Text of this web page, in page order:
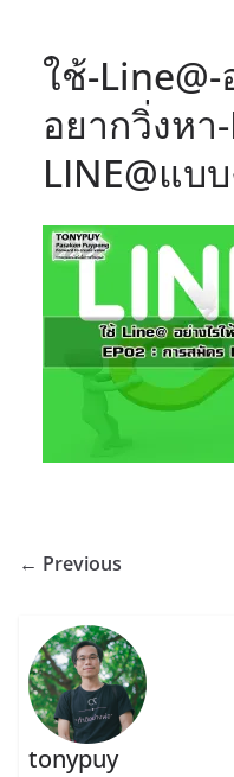
ใช้-
อยากวิ่งหา
LINE@แบ
← Previous
tonypuy